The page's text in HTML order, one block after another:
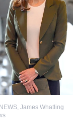
, James Whatling